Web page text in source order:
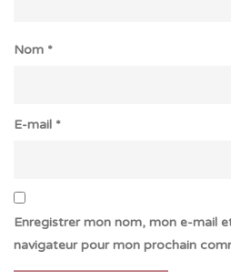
Nom *
E-mail *
Enregistrer mon nom, mon e-mail
navigateur pour mon prochain